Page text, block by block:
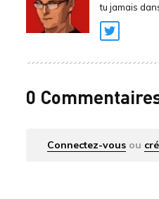
tu jamais
Twitter
0
Connectez-vous ou